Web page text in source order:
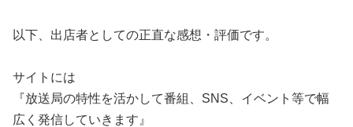
以下、出店者としての正直な感想・評価です。
サイトには
『放送局の特性を活かして番組、SNS、イベント等で幅
広く発信していきます』